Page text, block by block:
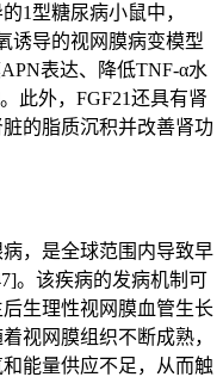
1型糖尿病小鼠中，
诱导的视网膜病变模型
表达、降低TNF-α水
此外，FGF21还具有肾
的脂质沉积并改善肾功
，是全球范围内导致早
。该疾病的发病机制可
生理性视网膜血管生长
视网膜组织不断成熟，
能量供应不足，从而触